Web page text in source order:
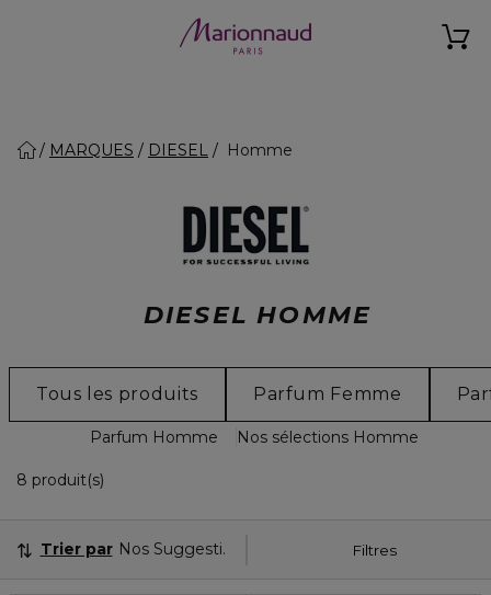
MARQUES DIESEL Homme
DIESEL HOMME
Tous les produits Parfum Femme
Parfum Homme Nos sélections Homme
8 produit(s)
Filtres
Trier par Nos Suggestions